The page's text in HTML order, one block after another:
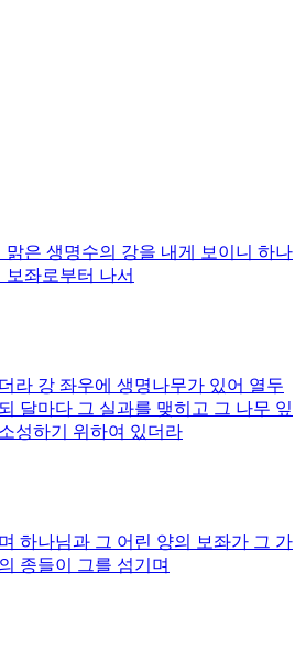
맑은 생명수의 강을 내게 보이니 하나
보좌로부터 나서
라 강 좌우에 생명나무가 있어 열두
달마다 그 실과를 맺히고 그 나무 잎
성하기 위하여 있더라
하나님과 그 어린 양의 보좌가 그 가
종들이 그를 섬기며